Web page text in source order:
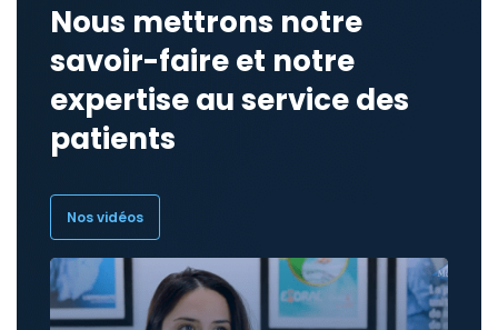
Nous mettrons notre
savoir-faire et notre
expertise au service des
patients
Nos vidéos